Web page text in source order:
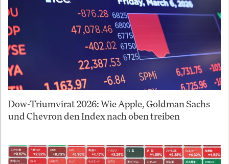
Dow-Triumvirat 2026: Wie Apple, Goldman Sachs
und Chevron den Index nach oben treiben